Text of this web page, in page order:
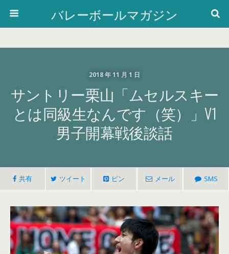
バレーボールマガジン
2018 年 11 月 1 日
サントリー栗山「ムセルスキー
とは同級生なんです（笑）」V1
男子開幕戦後談話
共有 ツイート ピン メール SMS